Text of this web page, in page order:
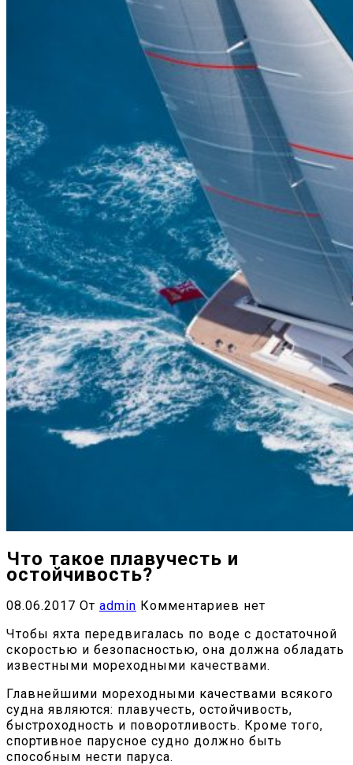
Что такое плавучесть и
остойчивость?
08.06.2017 От admin Комментариев нет
Чтобы яхта передвигалась по воде с достаточной
скоростью и безопасностью, она должна обладать
известными мореходными качествами.
Главнейшими мореходными качествами всякого
судна являются: плавучесть, остойчивость,
быстроходность и поворотливость. Кроме того,
спортивное парусное судно должно быть
способным нести паруса.